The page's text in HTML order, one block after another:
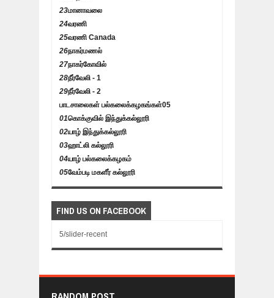
23மானாவலை
24வரணி
25வரணி Canada
26நாகர்மணல்
27நாகர்கோவில்
28நீர்வேலி - 1
29நீர்வேலி - 2
பாடசாலைகள் பல்கலைக்கழகங்கள்05
01கொக்குவில் இந்துக்கல்லூரி
02யாழ் இந்துக்கல்லூரி
03ஹாட்லி கல்லூரி
04யாழ் பல்கலைக்கழகம்
05வேம்படி மகளீர் கல்லூரி
FIND US ON FACEBOOK
5/slider-recent